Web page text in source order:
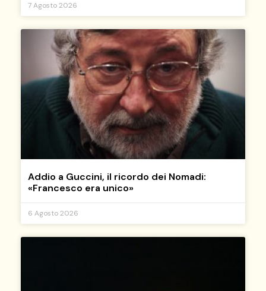
7 Agosto 2026
Addio a Guccini, il ricordo dei Nomadi:
«Francesco era unico»
6 Agosto 2026